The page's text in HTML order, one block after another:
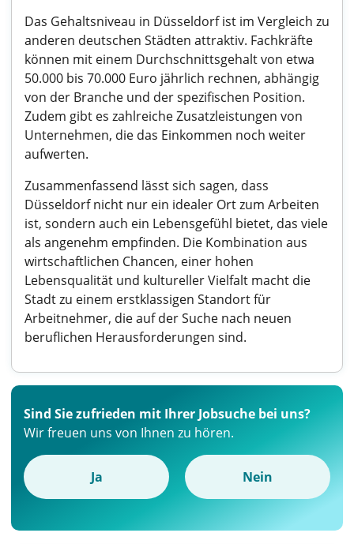
Das Gehaltsniveau in Düsseldorf ist im Vergleich zu
anderen deutschen Städten attraktiv. Fachkräfte
können mit einem Durchschnittsgehalt von etwa
50.000 bis 70.000 Euro jährlich rechnen, abhängig
von der Branche und der spezifischen Position.
Zudem gibt es zahlreiche Zusatzleistungen von
Unternehmen, die das Einkommen noch weiter
aufwerten.
Zusammenfassend lässt sich sagen, dass
Düsseldorf nicht nur ein idealer Ort zum Arbeiten
ist, sondern auch ein Lebensgefühl bietet, das viele
als angenehm empfinden. Die Kombination aus
wirtschaftlichen Chancen, einer hohen
Lebensqualität und kultureller Vielfalt macht die
Stadt zu einem erstklassigen Standort für
Arbeitnehmer, die auf der Suche nach neuen
beruflichen Herausforderungen sind.
Sind Sie zufrieden mit Ihrer Jobsuche bei uns?
Wir freuen uns von Ihnen zu hören.
Ja Nein